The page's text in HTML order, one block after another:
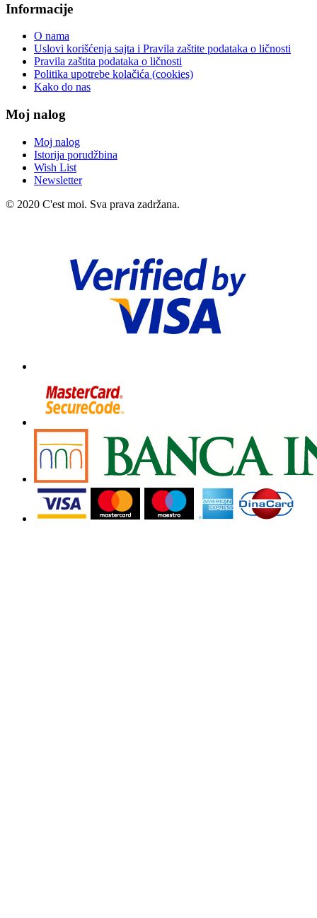
Informacije
O nama
Uslovi korišćenja sajta i Pravila zaštite podataka o ličnosti
Pravila zaštita podataka o ličnosti
Politika upotrebe kolačića (cookies)
Kako do nas
Moj nalog
Moj nalog
Istorija porudžbina
Wish List
Newsletter
© 2020 C'est moi. Sva prava zadržana.